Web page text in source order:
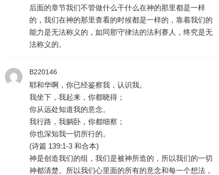
后面的章节我们不管做什么干什么在神的那里都是一样
的，我们在神的那里查看的时候都是一样的，靠着我们的
能力是无法称义的，如同那守律法的法利赛人，终究是无
法称义的。
B220146
耶和华啊，你已经鉴察我，认识我。
我坐下，我起来，你都晓得；
你从远处知道我的意念。
我行路，我躺卧，你都细察；
你也深知我一切所行的。
(诗篇 139:1-3 和合本)
神是创造我们的组，我们是被神所造的，所以我们的一切
神都清楚。所以我们心里面的所有的意念和每一个想法，